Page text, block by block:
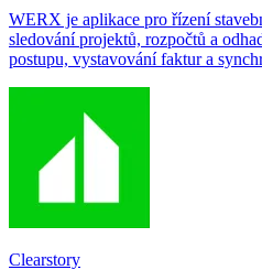
WERX je aplikace pro řízení
sledování projektů, rozpočtů a
postupu, vystavování faktur a
Clearstory